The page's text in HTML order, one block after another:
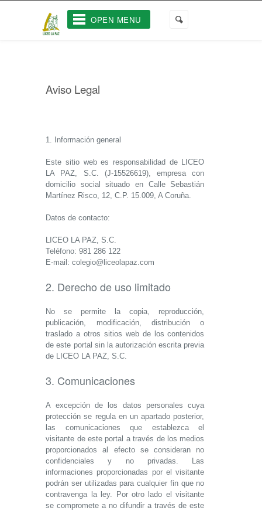
OPEN MENU
Aviso Legal
1. Información general
Este sitio web es responsabilidad de LICEO
LA PAZ, S.C. (J-15526619), empresa con
domicilio social situado en Calle Sebastián
Martínez Risco, 12, C.P. 15.009, A Coruña.
Datos de contacto:
LICEO LA PAZ, S.C.
Teléfono: 981 286 122
E-mail: colegio@liceolapaz.com
2. Derecho de uso limitado
No se permite la copia, reproducción,
publicación, modificación, distribución o
traslado a otros sitios web de los contenidos
de este portal sin la autorización escrita previa
de LICEO LA PAZ, S.C.
3. Comunicaciones
A excepción de los datos personales cuya
protección se regula en un apartado posterior,
las comunicaciones que establezca el
visitante de este portal a través de los medios
proporcionados al efecto se consideran no
confidenciales y no privadas. Las
informaciones proporcionadas por el visitante
podrán ser utilizadas para cualquier fin que no
contravenga la ley. Por otro lado el visitante
se compromete a no difundir a través de este